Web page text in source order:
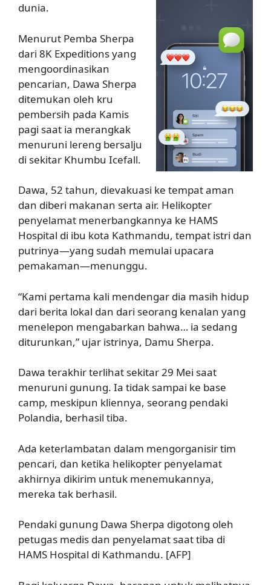
dunia.
Menurut Pemba Sherpa
dari 8K Expeditions yang
mengoordinasikan
pencarian, Dawa Sherpa
ditemukan oleh kru
pembersih pada Kamis
pagi saat ia merangkak
menuruni lereng bersalju
di sekitar Khumbu Icefall.
Dawa, 52 tahun, dievakuasi ke tempat aman
dan diberi makanan serta air. Helikopter
penyelamat menerbangkannya ke HAMS
Hospital di ibu kota Kathmandu, tempat istri dan
putrinya—yang sudah memulai upacara
pemakaman—menunggu.
“Kami pertama kali mendengar dia masih hidup
dari berita lokal dan dari seorang kenalan yang
menelepon mengabarkan bahwa… ia sedang
diturunkan,” ujar istrinya, Damu Sherpa.
Dawa terakhir terlihat sekitar 29 Mei saat
menuruni gunung. Ia tidak sampai ke base
camp, meskipun kliennya, seorang pendaki
Polandia, berhasil tiba.
Ada keterlambatan dalam mengorganisir tim
pencari, dan ketika helikopter penyelamat
akhirnya dikirim untuk menemukannya,
mereka tak berhasil.
Pendaki gunung Dawa Sherpa digotong oleh
petugas medis dan penyelamat saat tiba di
HAMS Hospital di Kathmandu. [AFP]